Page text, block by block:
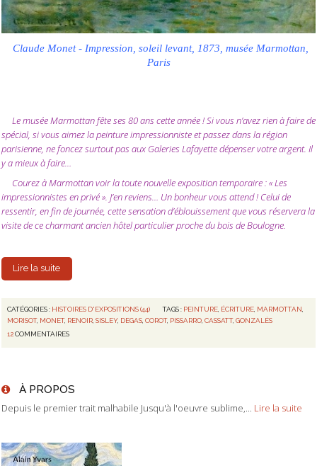
Claude Monet - Impression, soleil levant, 1873, musée Marmottan,
Paris
Le musée Marmottan fête ses 80 ans cette année ! Si vous n’avez rien à faire de
spécial, si vous aimez la peinture impressionniste et passez dans la région
parisienne, ne foncez surtout pas aux Galeries Lafayette dépenser votre argent. Il
y a mieux à faire…
Courez à Marmottan voir la toute nouvelle exposition temporaire : « Les
impressionnistes en privé ». J’en reviens… Un bonheur vous attend ! Celui de
ressentir, en fin de journée, cette sensation d’éblouissement que vous réservera la
visite de ce charmant ancien hôtel particulier proche du bois de Boulogne.
Lire la suite
CATÉGORIES : HISTOIRES D'EXPOSITIONS (44) TAGS : PEINTURE ÉCRITURE MARMOTTAN
MORISOT, MONET, RENOIR ,SISLEY, DEGAS ,COROT, PISSARRO ,CASSATT,GONZALÈS
12COMMENTAIRES
À PROPOS
Depuis le premier trait malhabile Jusqu'à l'oeuvre sublime,... Lire la suite